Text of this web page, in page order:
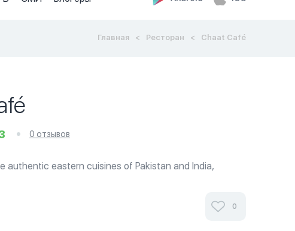
Главная Ресторан Chaat Café
0 отзывов
authentic eastern cuisines of Pakistan and India,
tandoori dishes, kababs made in clay and
0